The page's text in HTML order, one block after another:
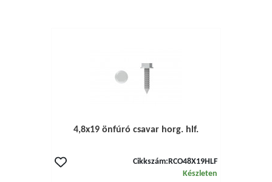
4,8x19 önfúró csavar horg. hlf.
Cikkszám: RCO48X19HLF
Készleten